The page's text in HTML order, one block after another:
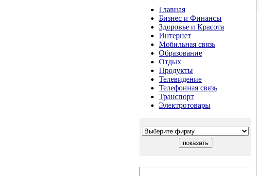
Главная
Бизнес и Финансы
Здоровье и Красота
Интернет
Мобильная связь
Образование
Отдых
Продукты
Телевидение
Телефонная связь
Транспорт
Электротовары